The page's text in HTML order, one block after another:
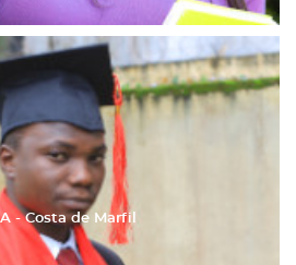
- Costa de Marfil